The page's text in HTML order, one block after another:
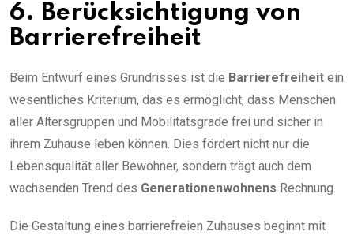
6. Berücksichtigung von
Barrierefreiheit
Beim Entwurf eines Grundrisses ist die Barrierefreiheit ein
wesentliches Kriterium, das es ermöglicht, dass Menschen
aller Altersgruppen und Mobilitätsgrade frei und sicher in
ihrem Zuhause leben können. Dies fördert nicht nur die
Lebensqualität aller Bewohner, sondern trägt auch dem
wachsenden Trend des Generationenwohnens Rechnung.
Die Gestaltung eines barrierefreien Zuhauses beginnt mit